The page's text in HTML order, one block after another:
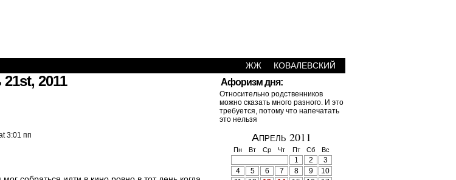
ЖЖ КОВАЛЕВСКИЙ
2011
3:01 пп
Афоризм дня:
Относительно родственников
можно сказать много разного. И это
требуется, потому что напечатать
это нельзя
Апрель 2011
Пн Вт Ср Чт Пт Сб Вс
1 2
3
4
5 6 7 8 9
10